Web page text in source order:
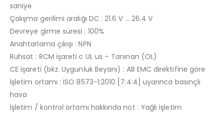
saniye
Çalışma gerilimi aralığı DC : 21.6 V … 26.4 V
Devreye girme süresi : 100%
Anahtarlama çıkışı : NPN
Ruhsat : RCM işareti c UL us – Tanınan (OL)
CE işareti (bkz. Uygunluk Beyanı) : AB EMC direktifine göre
İşletim ortamı : ISO 8573-1:2010 [7:4:4] uyarınca basınçlı
hava
İşletim / kontrol ortamı hakkında not : Yağlı işletim